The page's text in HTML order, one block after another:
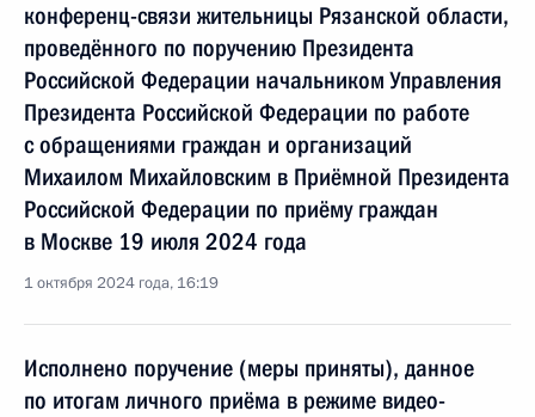
конференц-связи жительницы Рязанской области,
проведённого по поручению Президента
Российской Федерации начальником Управления
Президента Российской Федерации по работе
с обращениями граждан и организаций
Михаилом Михайловским в Приёмной Президента
Российской Федерации по приёму граждан
в Москве 19 июля 2024 года
1 октября 2024 года, 16:19
Исполнено поручение (меры приняты), данное
по итогам личного приёма в режиме видео-